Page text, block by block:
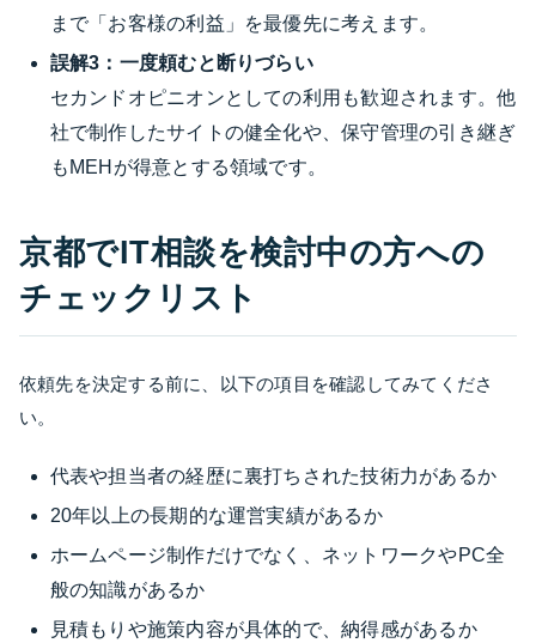
まで「お客様の利益」を最優先に考えます。
誤解3：一度頼むと断りづらい
セカンドオピニオンとしての利用も歓迎されます。他
社で制作したサイトの健全化や、保守管理の引き継ぎ
もMEHが得意とする領域です。
京都でIT相談を検討中の方への
チェックリスト
依頼先を決定する前に、以下の項目を確認してみてくださ
い。
代表や担当者の経歴に裏打ちされた技術力があるか
20年以上の長期的な運営実績があるか
ホームページ制作だけでなく、ネットワークやPC全
般の知識があるか
見積もりや施策内容が具体的で、納得感があるか